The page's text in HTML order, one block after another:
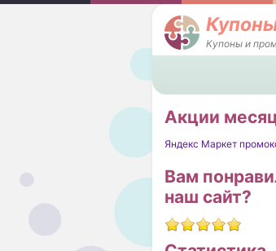
Купоны и
Акции
Яндекс Маркет
Вам
наш сайт?